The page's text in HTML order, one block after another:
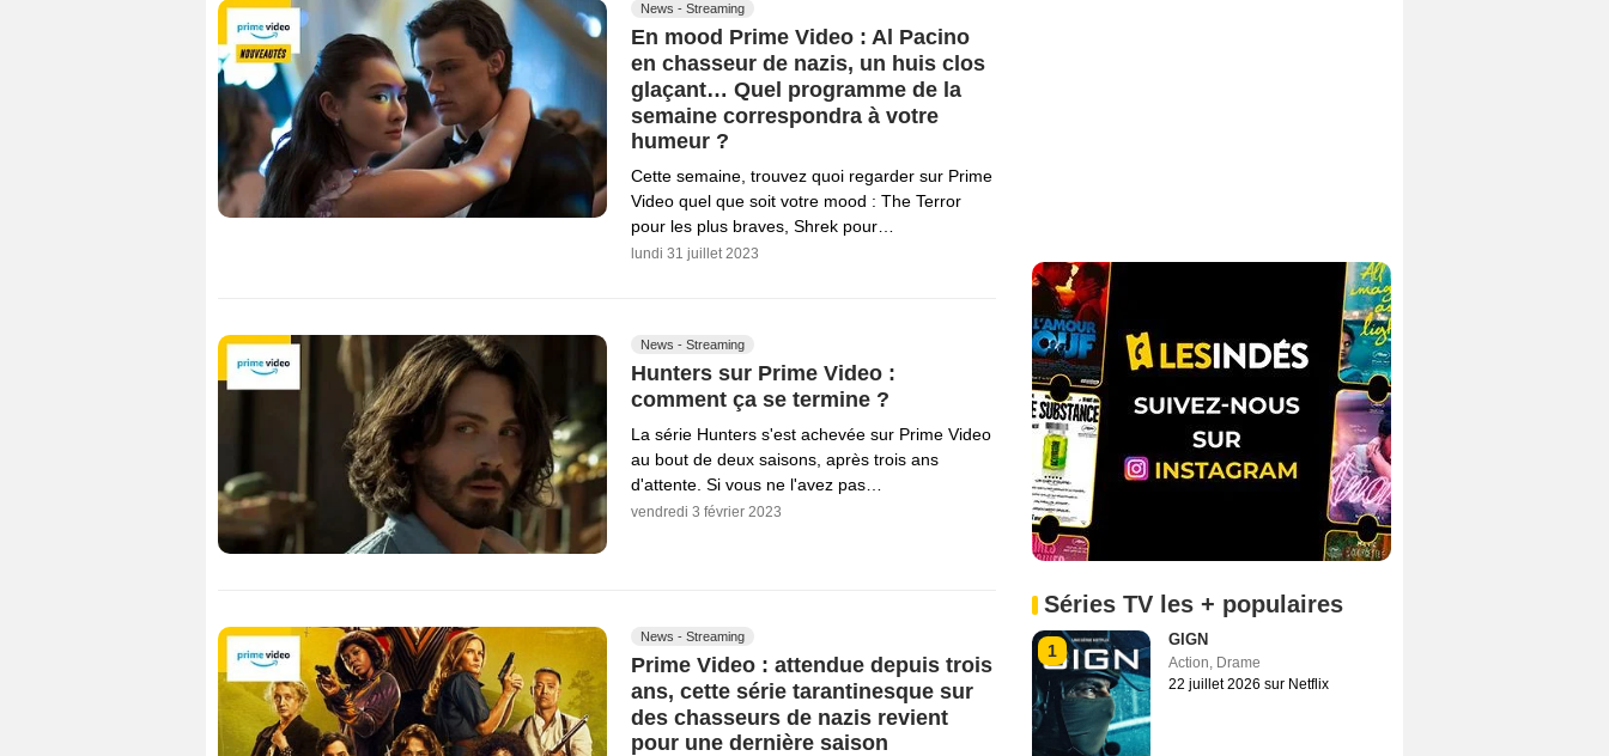
News - Streaming
En mood Prime Video : Al Pacino
en chasseur de nazis, un huis clos
glaçant… Quel programme de la
semaine correspondra à votre
humeur ?
Cette semaine, trouvez quoi regarder sur Prime
Video quel que soit votre mood : The Terror
pour les plus braves, Shrek pour…
lundi 31 juillet 2023
News - Streaming
Hunters sur Prime Video :
comment ça se termine ?
La série Hunters s'est achevée sur Prime Video
au bout de deux saisons, après trois ans
d'attente. Si vous ne l'avez pas…
vendredi 3 février 2023
News - Streaming
Prime Video : attendue depuis trois
ans, cette série tarantinesque sur
des chasseurs de nazis revient
pour une dernière saison
Séries TV les + populaires
1
GIGN
Action, Drame
22 juillet 2026 sur Netflix